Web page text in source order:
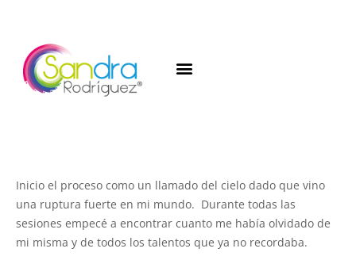
Inicio el proceso como un llamado del cielo dado que vino
una ruptura fuerte en mi mundo. Durante todas las
sesiones empecé a encontrar cuanto me había olvidado de
mi misma y de todos los talentos que ya no recordaba.